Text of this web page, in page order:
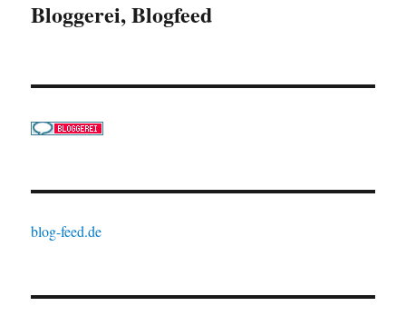
Bloggerei, Blogfeed
blog-feed.de